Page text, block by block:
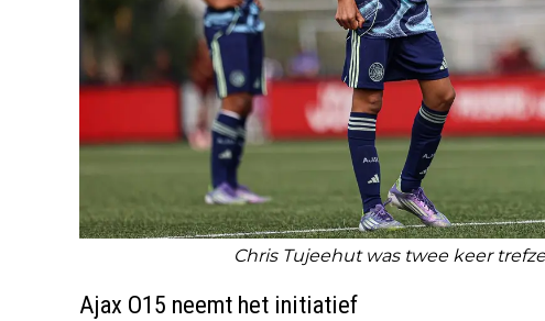
Chris Tujeehut was twee keer
Ajax O15 neemt het initiatief